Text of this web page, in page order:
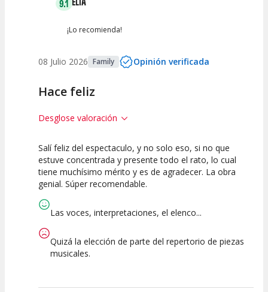
9.1
¡Lo recomienda!
08 Julio 2026 Family Opinión verificada
Hace feliz
Desglose valoración
10
Calidad del
Espectáculo
7.5
Puesta en
Escena
10
Interpretación
Salí feliz del espectaculo, y no solo eso, si no que
estuve concentrada y presente todo el rato, lo cual
tiene muchísimo mérito y es de agradecer. La obra
genial. Súper recomendable.
Las voces, interpretaciones, el elenco...
Quizá la elección de parte del repertorio de piezas
musicales.